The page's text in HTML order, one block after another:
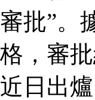
審批”。
格，審
近日出